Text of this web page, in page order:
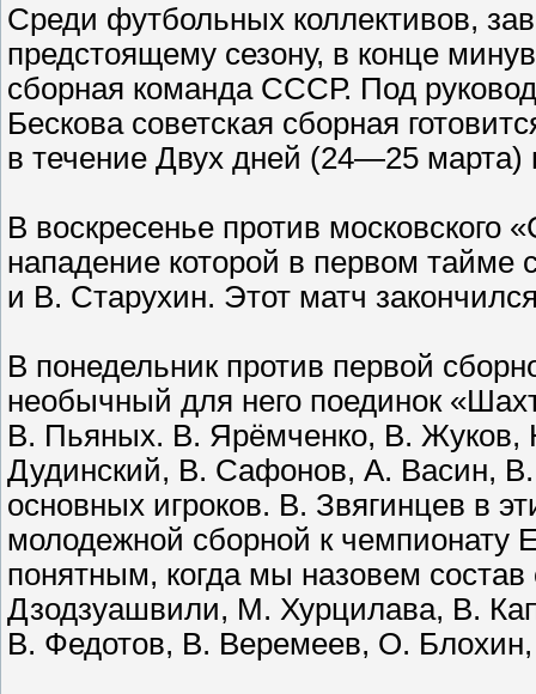
Среди футбольных коллективов,
предстоящему сезону, в конце
сборная команда СССР. Под
Бескова советская сборная
в течение Двух дней (24—25
В воскресенье против московского
нападение которой в первом
и В. Старухин. Этот матч
В понедельник против первой
необычный для него поединок
В. Пьяных. В. Ярёмченко, В.
Дудинский, В. Сафонов, А. Васин,
основных игроков. В. Звягинцев в
молодежной сборной к чемпионату
понятным, когда мы назовем
Дзодзуашвили, М. Хурцилава, В.
В. Федотов, В. Веремеев, О.